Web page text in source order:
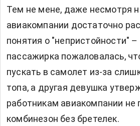
Тем не мене, даже несмотря
авиакомпании достаточно
понятия о "непристойности"
пассажирка пожаловалась,
пускать в самолет из-за
топа, а другая девушка
работникам авиакомпании не
комбинезон без бретелек.